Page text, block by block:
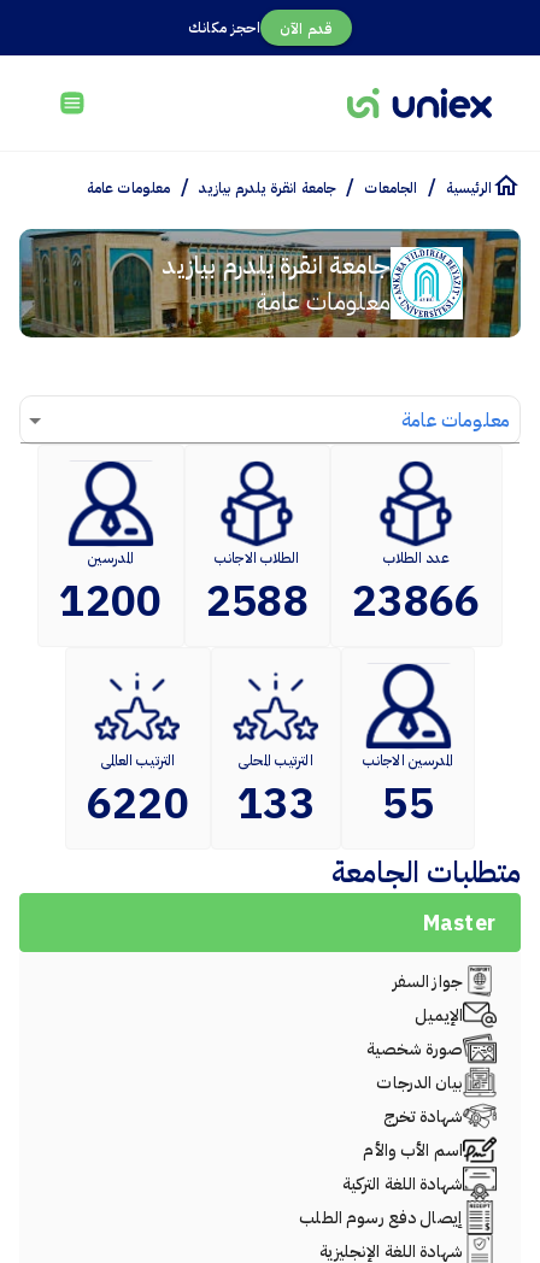
احجز مكانك قدم الآن
الرئيسية / الجامعات / جامعة انقرة يلدرم بيازيد / معلومات عامة
جامعة انقرة يلدرم بيازيد
معلومات عامة
معلومات عامة
عدد الطلاب
23866
الطلاب الاجانب
2588
المدرسين
1200
المدرسين الاجانب
55
الترتيب المحلى
133
الترتيب العالمى
6220
متطلبات الجامعة
Master
جواز السفر
الإيميل
صورة شخصية
بيان الدرجات
شهادة تخرج
اسم الأب والأم
شهادة اللغة التركية
إيصال دفع رسوم الطلب
شهادة اللغة الإنجليزية